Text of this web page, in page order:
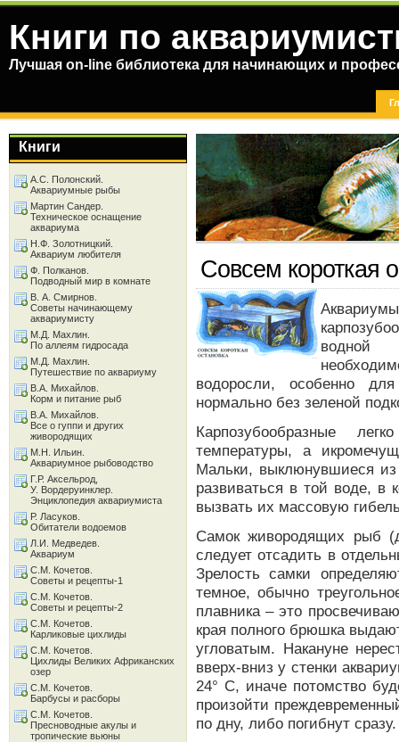
Книги по
Лучшая on-line библиотека для начинающих и
Совсем короткая
водной
водоросли, особенно
нормально без зеленой
Карпозубообразные
температуры, а
Мальки, выклюнувшиеся
развиваться в той воде,
вызвать их массовую
Самок живородящих рыб
следует отсадить в
Зрелость самки
темное, обычно
плавника – это
края полного брюшка
угловатым. Накануне
вверх-вниз у стенки
24° С, иначе потомство
произойти
по дну, либо погибнут сразу.
Книги
А.С. Полонский.
Аквариумные рыбы
Мартин Сандер.
Техническое оснащение
аквариума
Н.Ф. Золотницкий.
Аквариум любителя
Ф. Полканов.
Подводный мир в комнате
В. А. Смирнов.
Советы начинающему
аквариумисту
М.Д. Махлин.
По аллеям гидросада
М.Д. Махлин.
Путешествие по аквариуму
В.А. Михайлов.
Корм и питание рыб
В.А. Михайлов.
Все о гуппи и других
живородящих
М.Н. Ильин.
Аквариумное рыбоводство
Г.Р. Аксельрод,
У. Вордеруинклер.
Энциклопедия аквариумиста
Р. Ласуков.
Обитатели водоемов
Л.И. Медведев.
Аквариум
С.М. Кочетов.
Советы и рецепты-1
С.М. Кочетов.
Советы и рецепты-2
С.М. Кочетов.
Карликовые цихлиды
С.М. Кочетов.
Цихлиды Великих Африканских
озер
С.М. Кочетов.
Барбусы и расборы
С.М. Кочетов.
Пресноводные акулы и
тропические вьюны